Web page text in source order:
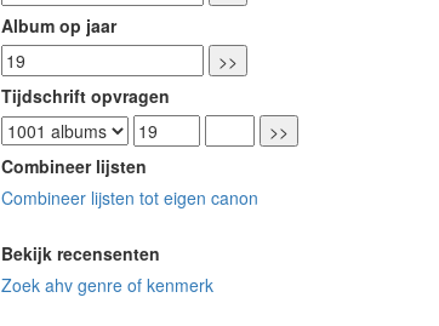
Album op jaar
Tijdschrift opvragen
Combineer lijsten
Combineer lijsten tot eigen canon
Bekijk recensenten
Zoek ahv genre of kenmerk